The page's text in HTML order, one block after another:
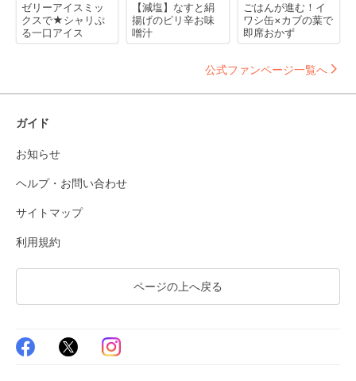
ゼリーアイスミッ
クスで★シャリぷ
る一口アイス
【減塩】なすと絹
揚げのピリ辛お味
噌汁
ごはんが進む！イ
ワシ缶×カブの葉で
即席おかず
公式ファンページ一覧へ
ガイド
お知らせ
ヘルプ・お問い合わせ
サイトマップ
利用規約
ページの上へ戻る